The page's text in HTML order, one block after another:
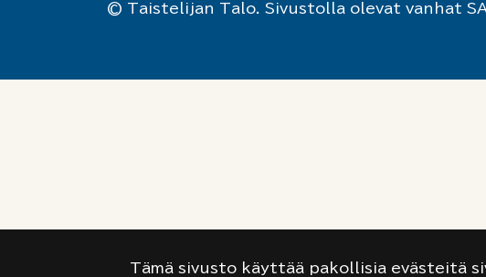
Tämä sivusto käyttää pakollisia evästeitä
© Taistelijan Talo. Sivustolla olevat vanhat